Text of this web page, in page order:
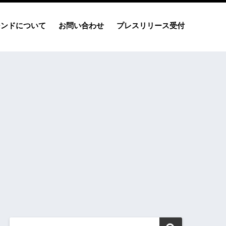
ドについて お問い合わせ プレスリリース受付